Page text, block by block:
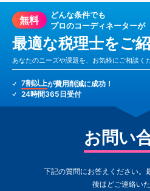
無料
どんな条件でも
プロのコーディネーターが
最適な税理士をご
あなたのニーズや課題を、お気軽にご相談く
7割以上が費用削減に成功！
24時間365日受付
お問い
下記の質問にお答えください。
後ほどご連絡いた